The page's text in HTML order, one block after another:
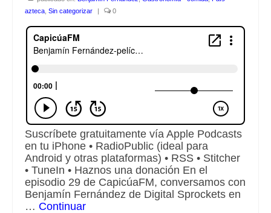
Escuchalibros.com
EditorialTecnoTur.com
Glosariocastellano.com
Donaciones
Publicidad
Advertising
azteca Sin categorizar | 0
Suscríbete gratuitamente vía Apple Podcasts
en tu iPhone • RadioPublic (ideal para
Android y otras plataformas) • RSS • Stitcher
• TuneIn • Haznos una donación En el
episodio 29 de CapicúaFM, conversamos con
Benjamín Fernández de Digital Sprockets en
… Continuar